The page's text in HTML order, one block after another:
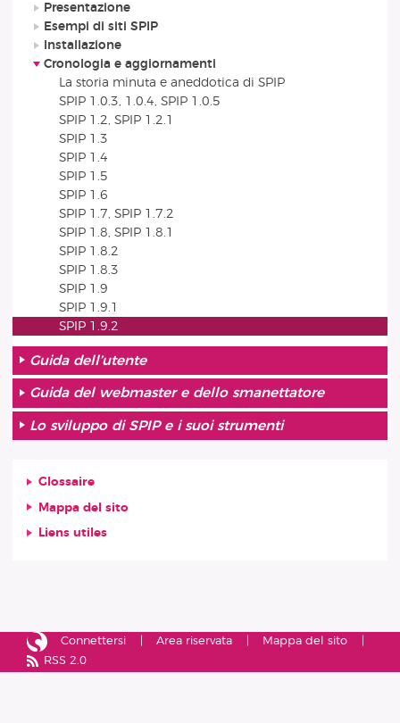
Presentazione
Esempi di siti SPIP
Installazione
Cronologia e aggiornamenti
La storia minuta e aneddotica di SPIP
SPIP 1.0.3, 1.0.4, SPIP 1.0.5
SPIP 1.2, SPIP 1.2.1
SPIP 1.3
SPIP 1.4
SPIP 1.5
SPIP 1.6
SPIP 1.7, SPIP 1.7.2
SPIP 1.8, SPIP 1.8.1
SPIP 1.8.2
SPIP 1.8.3
SPIP 1.9
SPIP 1.9.1
SPIP 1.9.2
Guida dell’utente
Guida del webmaster e dello smanettatore
Lo sviluppo di SPIP e i suoi strumenti
Glossaire
Mappa del sito
Liens utiles
Connettersi Area riservata
Mappa del sito
RSS 2.0